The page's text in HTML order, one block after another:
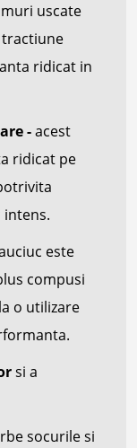
uscate
tractiune
ridicat in
-acest
ridicat pe
intens.
este
compusi
o utilizare
si a
socurile si